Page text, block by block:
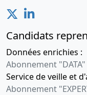
Candidats
Données enrichies :
Abonnement "DATA"
Service de veille et
Abonnement